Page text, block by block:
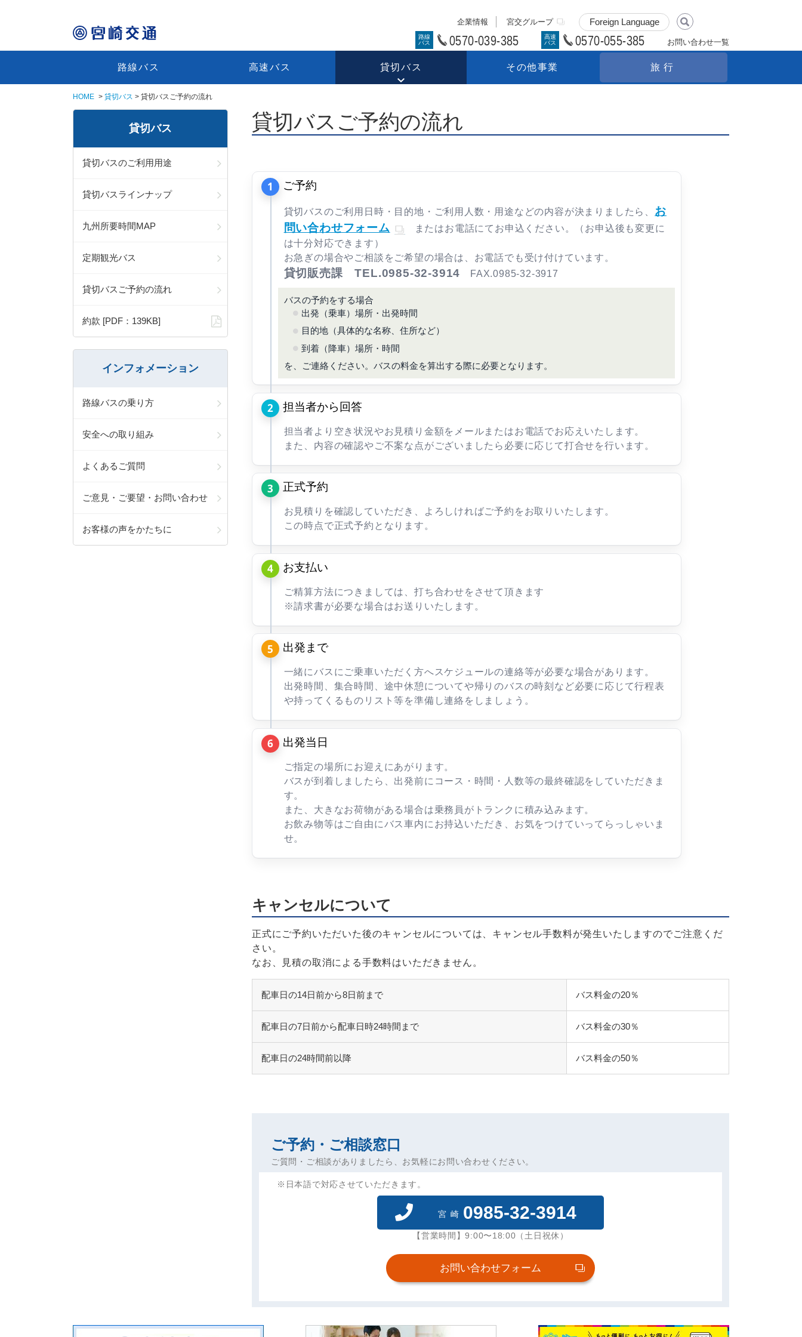
企業情報 宮交グループ
路線
バス
0570-039-385
高速
バス
0570-055-385 お問い合わせ一覧
路線バス 高速バス 貸切バス その他事業 旅行
HOME 貸切バス 貸切バスご予約の流れ
貸切バスご予約の流れ
ご予約
貸切バスのご利用日時・目的地・ご利用人数・用途などの内容が決まりましたら、 お
問い合わせフォーム
またはお電話にてお申込ください。（お申込後も変更に
は十分対応できます）
お急ぎの場合やご相談をご希望の場合は、お電話でも受け付けています。
貸切販売課 TEL.0985-32-3914 FAX.0985-32-3917
バスの予約をする場合
出発（乗車）場所・出発時間
目的地（具体的な名称、住所など）
到着（降車）場所・時間
を、ご連絡ください。バスの料金を算出する際に必要となります。
担当者から回答
担当者より空き状況やお見積り金額をメールまたはお電話でお応えいたします。
また、内容の確認やご不案な点がございましたら必要に応じて打合せを行います。
正式予約
お見積りを確認していただき、よろしければご予約をお取りいたします。
この時点で正式予約となります。
お支払い
ご精算方法につきましては、打ち合わせをさせて頂きます
※請求書が必要な場合はお送りいたします。
出発まで
一緒にバスにご乗車いただく方へスケジュールの連絡等が必要な場合があります。
出発時間、集合時間、途中休憩についてや帰りのバスの時刻など必要に応じて行程表
や持ってくるものリスト等を準備し連絡をしましょう。
出発当日
ご指定の場所にお迎えにあがります。
バスが到着しましたら、出発前にコース・時間・人数等の最終確認をしていただきま
す。
また、大きなお荷物がある場合は乗務員がトランクに積み込みます。
お飲み物等はご自由にバス車内にお持込いただき、お気をつけていってらっしゃいま
せ。
キャンセルについて
正式にご予約いただいた後のキャンセルについては、キャンセル手数料が発生いたしますのでご注意くだ
さい。
なお、見積の取消による手数料はいただきません。
配車日の14日前から8日前まで バス料金の20％
配車日の7日前から配車日時24時間まで バス料金の30％
配車日の24時間前以降 バス料金の50％
ご予約・ご相談窓口
ご質問・ご相談がありましたら、お気軽にお問い合わせください。
※日本語で対応させていただきます。
宮崎 0985-32-3914
【営業時間】9:00〜18:00（土日祝休）
お問い合わせフォーム
貸切バス
貸切バスのご利用用途
貸切バスラインナップ
九州所要時間MAP
定期観光バス
貸切バスご予約の流れ
約款 [PDF：139KB]
インフォメーション
路線バスの乗り方
安全への取り組み
よくあるご質問
ご意見・ご要望・お問い合わせ
お客様の声をかたちに